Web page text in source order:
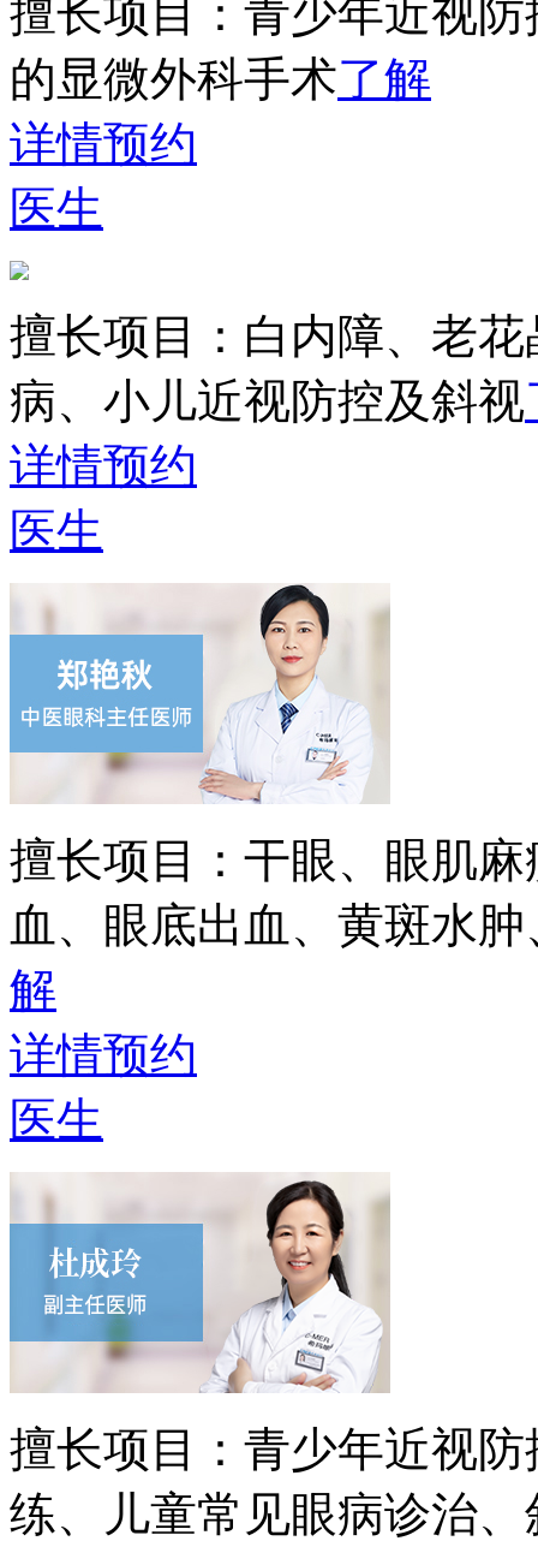
擅长项目： 青少年近视
的显微外科手术了解
详情预约
医生
擅长项目： 白内障、老
病、小儿近视防控及斜视
详情预约
医生
擅长项目： 干眼、眼肌
血、眼底出血、黄斑水
解
详情预约
医生
擅长项目： 青少年近视
练、儿童常见眼病诊治